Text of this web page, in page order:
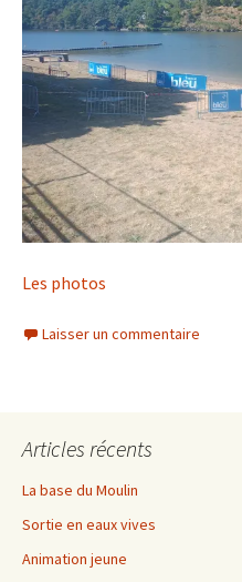
Les photos
Laisser un commentaire
Articles récents
La base du Moulin
Sortie en eaux vives
Animation jeune